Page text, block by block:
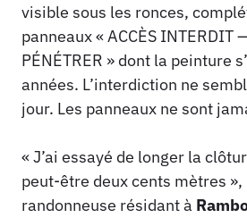
visible sous les ronces,
panneaux « ACCÈS INTERDIT
PÉNÉTRER » dont la peinture
années. L’interdiction ne
jour. Les panneaux ne sont
« J’ai essayé de longer la
peut-être deux cents mètres
randonneuse résidant à